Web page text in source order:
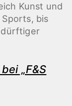
Kunst und
bis
„F&S